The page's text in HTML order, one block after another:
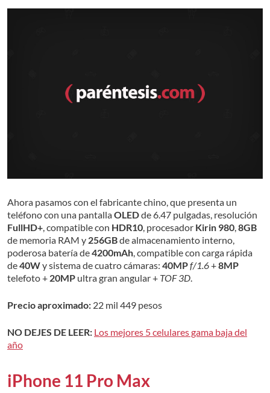
Ahora pasamos con el fabricante chino, que presenta un
teléfono con una pantallaOLEDde 6.47 pulgadas, resolución
FullHD+, compatible con HDR10, procesador Kirin 980,8GB
de memoria RAM y 256GBde almacenamiento interno,
poderosa batería de4200mAh, compatible con carga rápida
de40Wy sistema de cuatro cámaras: 40MPf/1.6+8MP
telefoto + 20MP ultra gran angular + TOF 3D.
Precio aproximado: 22 mil 449 pesos
NO DEJES DE LEER: Los mejores 5 celulares gama baja del
año
iPhone 11 Pro Max